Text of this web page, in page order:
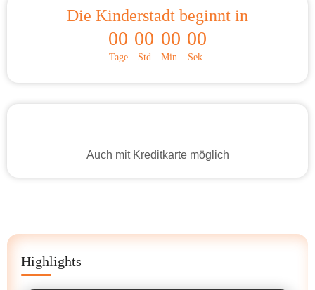
Die Kinderstadt beginnt in
00
Tage
00
Std
00
Min.
00
Sek.
Auch mit Kreditkarte möglich
Highlights